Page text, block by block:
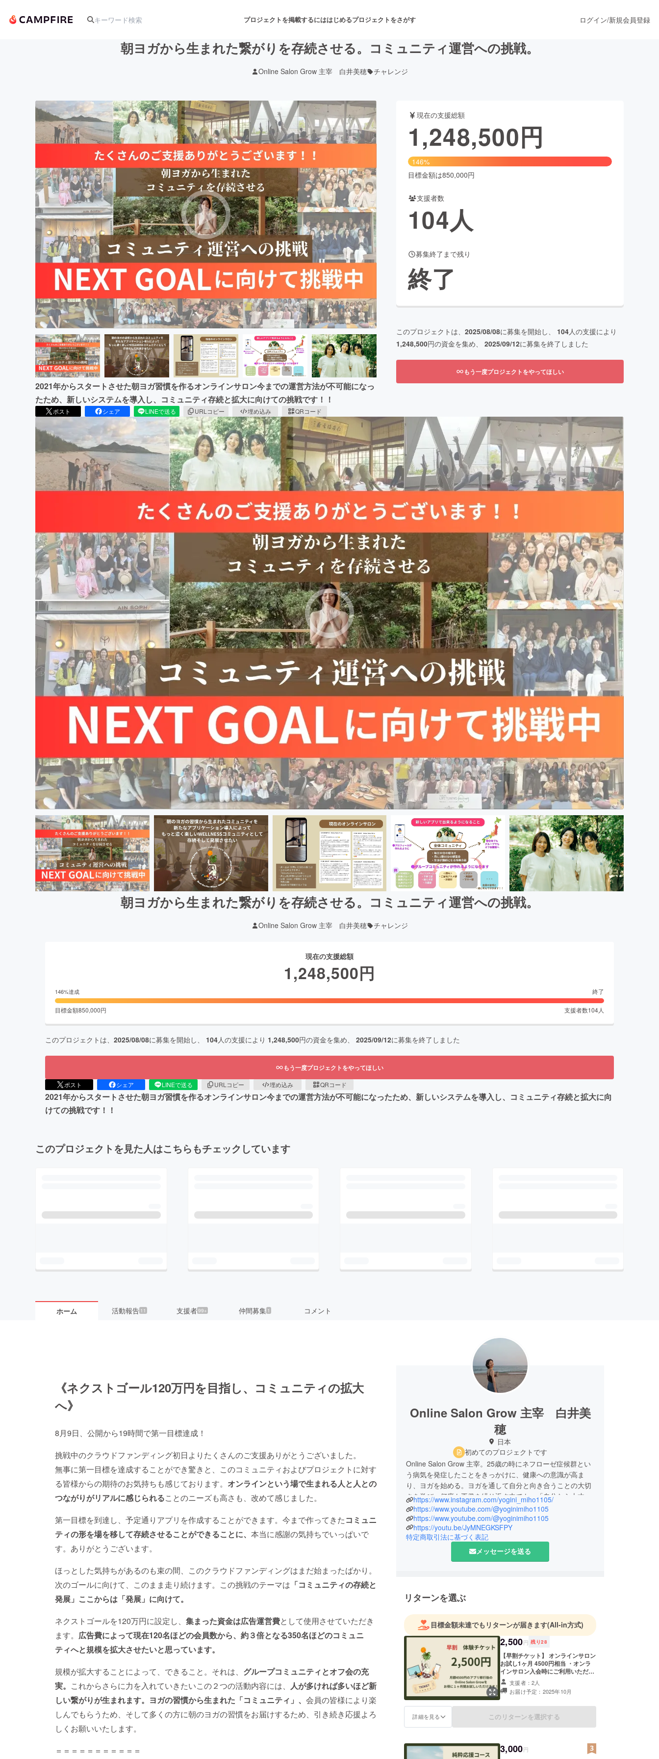
プロジェクトを掲載するにははじめるプロジェクトをさがす
アート・写真 音楽 舞台・パフォーマンス
テクノロジー・ガジェット ゲーム・サービス開発 フード・飲食店 ファッション
映像・映画 書籍・雑誌出版 アニメ・漫画
ビジネス・起業 チャレンジ ビューティー・ヘルスケア
まちづくり・地域活性化
CAMPFIRE for Social GoodCAMPFIRE Creation
CAMPFIREふるさと納税machi-yaコミュニティ
ログイン/新規会員登録
朝ヨガから生まれた繋がりを存続させる。コミュニティ運営への挑戦。
Online Salon Grow 主宰 白井美穂 チャレンジ
2021年からスタートさせた朝ヨガ習慣を作るオンラインサロン今までの運営方法が不可能になっ
たため、新しいシステムを導入し、コミュニティ存続と拡大に向けての挑戦です！！
ポスト シェア LINEで送る URLコピー 埋め込み QRコード
現在の支援総額
1,248,500円
146%
目標金額は850,000円
支援者数
104人
募集終了まで残り
終了
このプロジェクトは、 2025/08/08に募集を開始し、 104人の支援により
1,248,500円の資金を集め、 2025/09/12に募集を終了しました
もう一度プロジェクトをやってほしい
朝ヨガから生まれた繋がりを存続させる。コミュニティ運営への挑戦。
Online Salon Grow 主宰 白井美穂 チャレンジ
現在の支援総額
1,248,500円
146%達成 終了
目標金額850,000円 支援者数104人
このプロジェクトは、 2025/08/08に募集を開始し、 104人の支援により 1,248,500円の資金を集め、 2025/09/12に募集を終了しました
もう一度プロジェクトをやってほしい
ポスト シェア LINEで送る URLコピー 埋め込み QRコード
2021年からスタートさせた朝ヨガ習慣を作るオンラインサロン今までの運営方法が不可能になったため、新しいシステムを導入し、コミュニティ存続と拡大に向
けての挑戦です！！
このプロジェクトを見た人はこちらもチェックしています
ホーム 活動報告 11 支援者99+ 仲間募集 1 コメント
《ネクストゴール120万円を目指し、コミュニティの拡大
へ》
8月9日、公開から19時間で第一目標達成！
挑戦中のクラウドファンディング初日よりたくさんのご支援ありがとうございました。
無事に第一目標を達成することができ驚きと、このコミュニティおよびプロジェクトに対す
る皆様からの期待のお気持ちも感じております。 オンラインという場で生まれる人と人との
つながりがリアルに感じられることのニーズも高さも、改めて感じました。
第一目標を到達し、予定通りアプリを作成することができます。今まで作ってきたコミュニ
ティの形を場を移して存続させることができることに、 本当に感謝の気持ちでいっぱいで
す。ありがとうございます。
ほっとした気持ちがあるのも束の間、このクラウドファンディングはまだ始まったばかり。
次のゴールに向けて、このまま走り続けます。この挑戦のテーマは 「コミュニティの存続と
発展」ここからは「発展」に向けて。
ネクストゴールを120万円に設定し、 集まった資金は広告運営費として使用させていただき
ます。 広告費によって現在120名ほどの会員数から、約３倍となる350名ほどのコミュニ
ティへと規模を拡大させたいと思っています。
規模が拡大することによって、できること。それは、 グループコミュニティとオフ会の充
実。 これからさらに力を入れていきたいこの２つの活動内容には、 人が多ければ多いほど新
しい繋がりが生まれます。ヨガの習慣から生まれた「コミュニティ」 、 会員の皆様により楽
しんでもらうため、そして多くの方に朝のヨガの習慣をお届けするため、引き続き応援よろ
しくお願いいたします。
＝＝＝＝＝＝＝＝＝＝＝
Online Salon Grow 主宰 白井美
穂
日本
初めてのプロジェクトです
Online Salon Grow 主宰。25歳の時にネフローゼ症候群とい
う病気を発症したことをきっかけに、健康への意識が高ま
り、ヨガを始める。ヨガを通して自分と向き合うことの大切
さを学び、何度も再発を繰り返す中でも、「自分なら大丈
夫」と思えるように。自身の変化から、ヨガを伝えたいと、
一念発起し、ハワイにて全米アライアンスRYT200を取得。
その後愛知県豊橋市を拠点にヨガを伝える。コロナをきっか
けにオンラインサロンを立ち上げ、全国各地の生徒さんにも
ヨガを伝え、自分自身がもっと早く知りたかったという思い
から、県内2校の学校にヨガの授業を導入してもらい、高校
https://www.instagram.com/yogini_miho1105/
https://www.youtube.com/@yoginimiho1105
https://www.youtube.com/@yoginimiho1105
https://youtu.be/JyMNEGKSFPY
特定商取引法に基づく表記
メッセージを送る
リターンを選ぶ
目標金額未達でもリターンが届きます(All-in方式)
2,500円 残り28
【早割チケット】 オンラインサロン
お試し1ヶ月 4500円相当 ・オンラ
インサロン入会時にご利用いただけ
る１ヶ月分のチケットです。 ・１ヶ
月終了後は通常月額4500円になりま
す。 ・有効期間：2025年9月アプリ
支援者：2人
お届け予定：2025年10月
詳細を見る このリターンを選択する
3,000円